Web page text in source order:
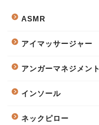
ASMR
アイマッサージャー
アンガーマネジメント
インソール
ネックピロー